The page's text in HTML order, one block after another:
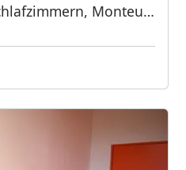
großes Haus mit 5 Schlafzimmern, Monteurzimmer